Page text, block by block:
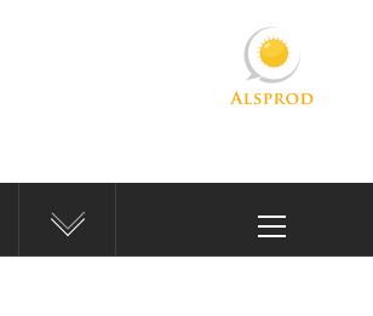
Site De Partage De
principal